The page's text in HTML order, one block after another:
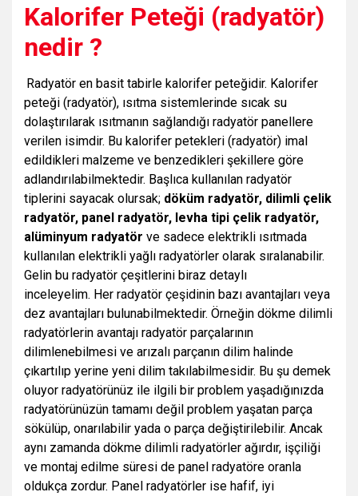
Kalorifer Peteği (radyatör)
nedir ?
Radyatör en basit tabirle kalorifer peteğidir. Kalorifer
peteği (radyatör), ısıtma sistemlerinde sıcak su
dolaştırılarak ısıtmanın sağlandığı radyatör panellere
verilen isimdir. Bu kalorifer petekleri (radyatör) imal
edildikleri malzeme ve benzedikleri şekillere göre
adlandırılabilmektedir. Başlıca kullanılan radyatör
tiplerini sayacak olursak; döküm radyatör, dilimli çelik
radyatör, panel radyatör, levha tipi çelik radyatör,
alüminyum radyatör ve sadece elektrikli ısıtmada
kullanılan elektrikli yağlı radyatörler olarak sıralanabilir.
Gelin bu radyatör çeşitlerini biraz detaylı
inceleyelim. Her radyatör çeşidinin bazı avantajları veya
dez avantajları bulunabilmektedir. Örneğin dökme dilimli
radyatörlerin avantajı radyatör parçalarının
dilimlenebilmesi ve arızalı parçanın dilim halinde
çıkartılıp yerine yeni dilim takılabilmesidir. Bu şu demek
oluyor radyatörünüz ile ilgili bir problem yaşadığınızda
radyatörünüzün tamamı değil problem yaşatan parça
sökülüp, onarılabilir yada o parça değiştirilebilir. Ancak
aynı zamanda dökme dilimli radyatörler ağırdır, işçiliği
ve montaj edilme süresi de panel radyatöre oranla
oldukça zordur. Panel radyatörler ise hafif, iyi